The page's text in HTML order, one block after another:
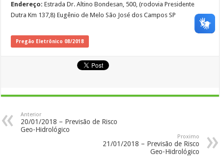
Endereço:Estrada Dr. Altino Bondesan, 500, (rodovia Presidente
Dutra Km 137,8) Eugênio de Melo São José dos Campos SP
Pregão Eletrônico 08/2018
Anterior
20/01/2018 – Previsão de Risco
Geo-Hidrológico
Proximo
21/01/2018 – Previsão de Risco
Geo-Hidrológico